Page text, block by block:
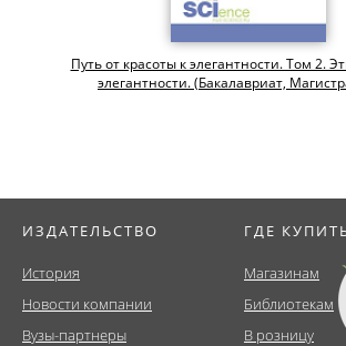
Путь от красоты к элегантности. Том 2.
элегантности. (Бакалавриат,
ИЗДАТЕЛЬСТВО
История
Новости компании
Вузы-партнеры
ГДЕ
Магазинам
Библиотекам
В розницу